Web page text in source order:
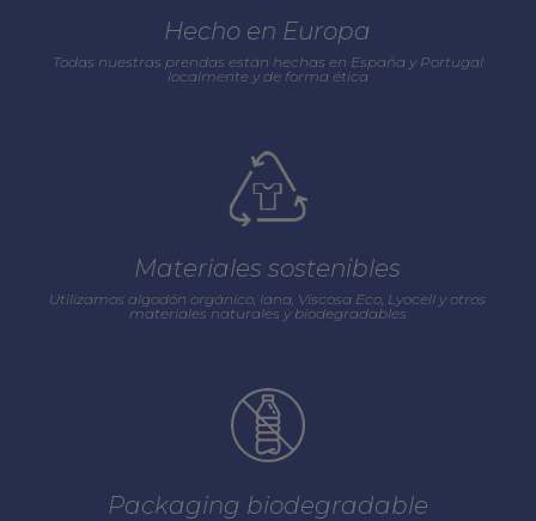
Hecho en Europa
Todas nuestras prendas están hechas en España y Portugal
localmente y de forma ética
Materiales sostenibles
Utilizamos algodón orgánico, lana, Viscosa Eco, Lyocell y otros
materiales naturales y biodegradables
Packaging biodegradable